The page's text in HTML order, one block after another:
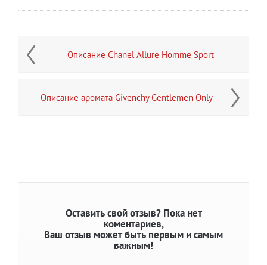
Описание Chanel Allure Homme Sport
Описание аромата Givenchy Gentlemen Only
Оставить свой отзыв? Пока нет
коментариев,
Ваш отзыв может быть первым и самым
важным!